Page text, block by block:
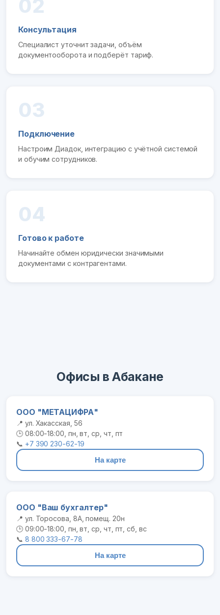
02
Консультация
Специалист уточнит задачи, объём
документооборота и подберёт тариф.
03
Подключение
Настроим Диадок, интеграцию с учётной системой
и обучим сотрудников.
04
Готово к работе
Начинайте обмен юридически значимыми
документами с контрагентами.
Офисы в Абакане
ООО "МЕТАЦИФРА"
📍 ул. Хакасская, 56
🕒 08:00-18:00, пн, вт, ср, чт, пт
📞 +7 390 230-62-19
На карте
ООО "Ваш бухгалтер"
📍 ул. Торосова, 8А, помещ. 20н
🕒 09:00-18:00, пн, вт, ср, чт, пт, сб, вс
📞 8 800 333-67-78
На карте